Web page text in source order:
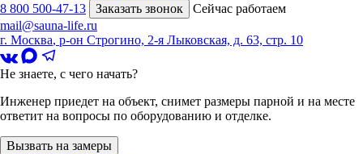
8 800 500-47-13
Заказать звонок
Сейчас работаем
mail@sauna-life.ru
г. Москва, р-он Строгино, 2-я Лыковская, д. 63, стр. 10
Не знаете, с чего начать?
Инженер приедет на объект, снимет размеры парной и на месте
ответит на вопросы по оборудованию и отделке.
Вызвать на замеры